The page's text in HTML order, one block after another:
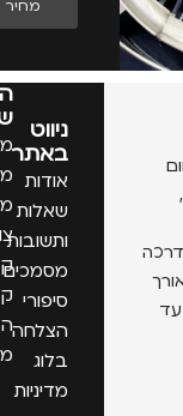
השירותים
שלנו
מוצרים
מקרי
מחקר
צור
קשר
קבלת
הצעת
מחיר